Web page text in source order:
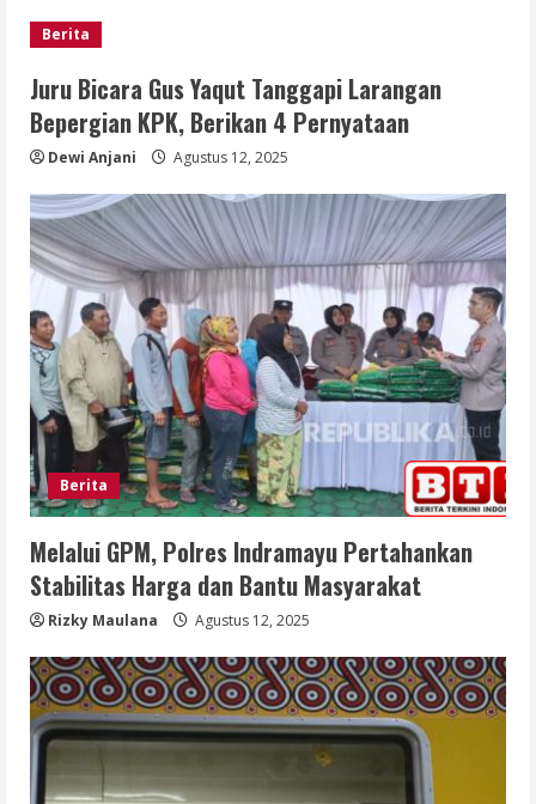
Berita
Juru Bicara Gus Yaqut Tanggapi Larangan
Bepergian KPK, Berikan 4 Pernyataan
Dewi Anjani Agustus 12, 2025
Berita
Melalui GPM, Polres Indramayu Pertahankan
Stabilitas Harga dan Bantu Masyarakat
Rizky Maulana Agustus 12, 2025